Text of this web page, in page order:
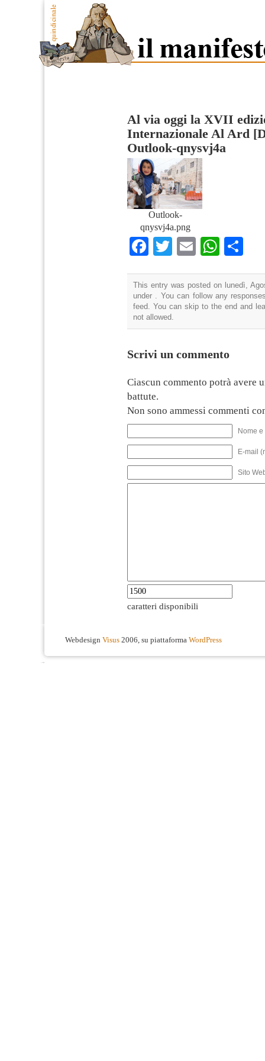
Al via oggi la XVII
Internazionale Al Ard
Outlook-qnysvj4a
Outlook-
qnysvj4a.png
Facebook
TwitterEmail
This entry was posted on lunedì,
under . You can follow any
feed. You can skip to the end and
not allowed.
Scrivi un commento
Ciascun commento potrà avere
battute.
Non sono ammessi commenti
Nome
E-mail
Sito
caratteri disponibili
Webdesign Visus 2006, su piattaforma WordPress